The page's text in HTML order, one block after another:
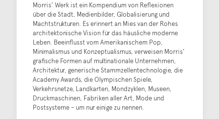
Morris' Werk ist ein Kompendium von Reflexionen
über die Stadt, Medienbilder, Globalisierung und
Machtstrukturen. Es erinnert an Mies van der Rohes
architektonische Vision für das häusliche moderne
Leben. Beeinflusst vom Amerikanischem Pop,
Minimalismus und Konzeptualismus, verweisen Morris'
grafische Formen auf multinationale Unternehmen,
Architektur, generische Stammzellentechnologie, die
Academy Awards, die Olympischen Spiele,
Verkehrsnetze, Landkarten, Mondzyklen, Museen,
Druckmaschinen, Fabriken aller Art, Mode und
Postsysteme – um nur einige zu nennen.